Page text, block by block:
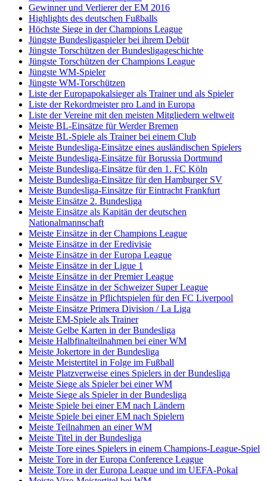
Gewinner und Verlierer der EM 2016
Highlights des deutschen Fußballs
Höchste Siege in der Champions League
Jüngste Bundesligaspieler bei ihrem Debüt
Jüngste Torschützen der Bundesligageschichte
Jüngste Torschützen der Champions League
Jüngste WM-Spieler
Jüngste WM-Torschützen
Liste der Europapokalsieger als Trainer und als Spieler
Liste der Rekordmeister pro Land in Europa
Liste der Vereine mit den meisten Mitgliedern weltweit
Meiste BL-Einsätze für Werder Bremen
Meiste BL-Spiele als Trainer bei einem Club
Meiste Bundesliga-Einsätze eines ausländischen Spielers
Meiste Bundesliga-Einsätze für Borussia Dortmund
Meiste Bundesliga-Einsätze für den 1. FC Köln
Meiste Bundesliga-Einsätze für den Hamburger SV
Meiste Bundesliga-Einsätze für Eintracht Frankfurt
Meiste Einsätze 2. Bundesliga
Meiste Einsätze als Kapitän der deutschen
Nationalmannschaft
Meiste Einsätze in der Champions League
Meiste Einsätze in der Eredivisie
Meiste Einsätze in der Europa League
Meiste Einsätze in der Ligue 1
Meiste Einsätze in der Premier League
Meiste Einsätze in der Schweizer Super League
Meiste Einsätze in Pflichtspielen für den FC Liverpool
Meiste Einsätze Primera Division / La Liga
Meiste EM-Spiele als Trainer
Meiste Gelbe Karten in der Bundesliga
Meiste Halbfinalteilnahmen bei einer WM
Meiste Jokertore in der Bundesliga
Meiste Meistertitel in Folge im Fußball
Meiste Platzverweise eines Spielers in der Bundesliga
Meiste Siege als Spieler bei einer WM
Meiste Siege als Spieler in der Bundesliga
Meiste Spiele bei einer EM nach Ländern
Meiste Spiele bei einer EM nach Spielern
Meiste Teilnahmen an einer WM
Meiste Titel in der Bundesliga
Meiste Tore eines Spielers in einem Champions-League-Spiel
Meiste Tore in der Europa Conference League
Meiste Tore in der Europa League und im UEFA-Pokal